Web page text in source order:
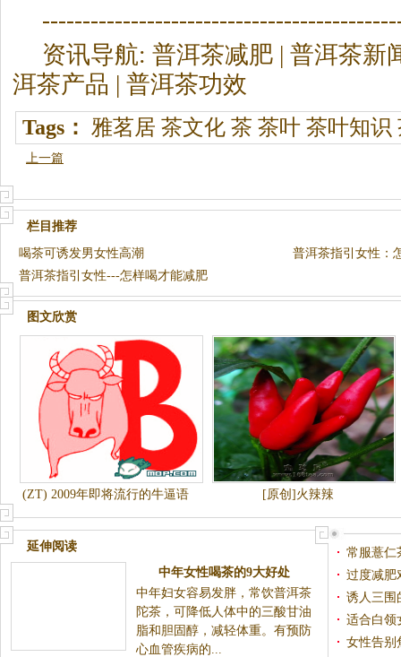
资讯导航: 普洱茶减肥 | 普洱茶新
洱茶产品 | 普洱茶功效
Tags： 雅茗居 茶文化 茶 茶叶 茶叶知识
上一篇
栏目推荐
喝茶可诱发男女性高潮
普洱茶指引女性：
普洱茶指引女性---怎样喝才能减肥
图文欣赏
(ZT) 2009年即将流行的牛逼语
录
[原创]火辣辣
延伸阅读
中年女性喝茶的9大好处
中年妇女容易发胖，常饮普洱茶
陀茶，可降低人体中的三酸甘油
脂和胆固醇，减轻体重。有预防
心血管疾病的...
常服薏仁
过度减肥
诱人三围
适合白领
女性告别